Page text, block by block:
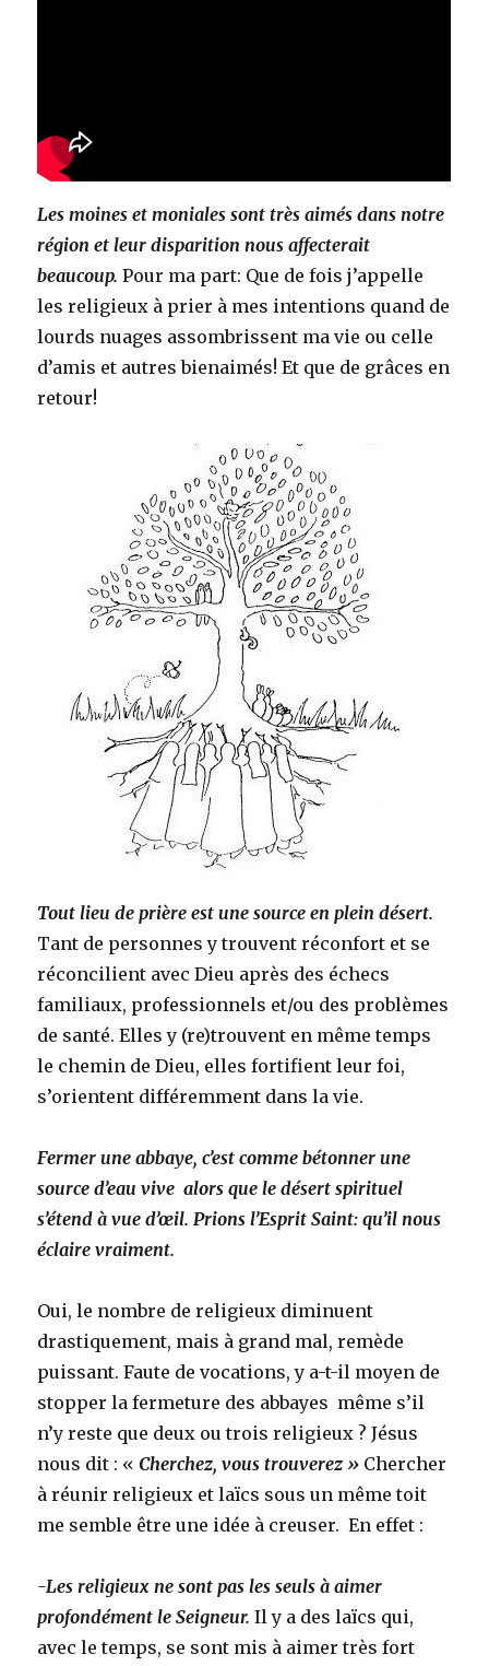
Les moines et moniales sont très aimés dans notre
région et leur disparition nous affecterait
beaucoup.Pour ma part: Que de fois j’appelle
les religieux à prier à mes intentions quand de
lourds nuages assombrissent ma vie ou celle
d’amis et autres bienaimés! Et que de grâces en
retour!
Tout lieu de prière est une source en plein désert.
Tant de personnes y trouvent réconfort et se
réconcilient avec Dieu après des échecs
familiaux, professionnels et/ou des problèmes
de santé. Elles y (re)trouvent en même temps
le chemin de Dieu, elles fortifient leur foi,
s’orientent différemment dans la vie.
Fermer une abbaye, c’est comme bétonner une
source d’eau vive alors que le désert spirituel
s’étend à vue d’œil. Prions l’Esprit Saint: qu’il nous
éclaire vraiment.
Oui, le nombre de religieux diminuent
drastiquement, mais à grand mal, remède
puissant. Faute de vocations, y a-t-il moyen de
stopper la fermeture des abbayes même s’il
n’y reste que deux ou trois religieux ? Jésus
nous dit : « Cherchez, vous trouverez » Chercher
à réunir religieux et laïcs sous un même toit
me semble être une idée à creuser. En effet :
-Les religieux ne sont pas les seuls à aimer
profondément le Seigneur.Il y a des laïcs qui,
avec le temps, se sont mis à aimer très fort